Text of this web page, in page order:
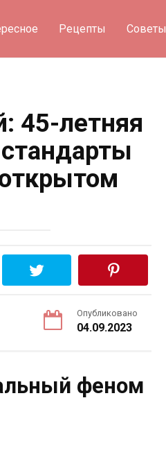
Рецепты Советы
45-летняя
Опубликовано
04.09.2023
феном